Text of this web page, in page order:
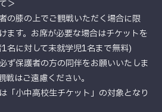
＞
の膝の上でご観戦いただく場合に限
ます。お席が必要な場合はチケットを
名に対して未就学児1名まで無料)
ず保護者の方の同伴をお願いいたしま
はご遠慮ください。
「小中高校生チケット」の対象となり